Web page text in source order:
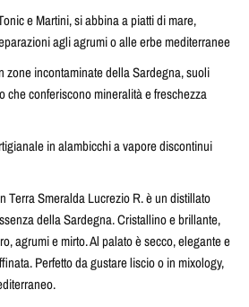
e Martini, si abbina a piatti di mare,
agli agrumi o alle erbe mediterranee
zone incontaminate della Sardegna, suoli
che conferiscono mineralità e freschezza
in alambicchi a vapore discontinui
Terra Smeralda Lucrezio R. è un distillato
della Sardegna. Cristallino e brillante,
agrumi e mirto. Al palato è secco, elegante e
Perfetto da gustare liscio o in mixology,